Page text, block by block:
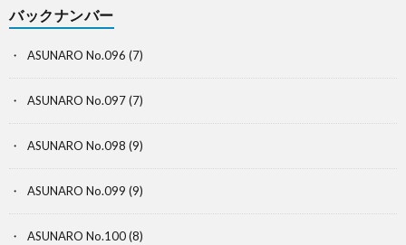
バックナンバー
ASUNARO No.096 (7)
ASUNARO No.097(7)
ASUNARO No.098 (9)
ASUNARO No.099 (9)
ASUNARO No.100(8)